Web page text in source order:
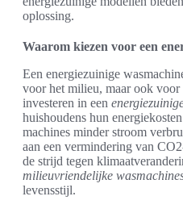
oplossing.
Waarom kiezen voor een
Een energiezuinige
voor het milieu, maar ook
investeren in een
huishoudens hun
machines minder stroom
aan een vermindering van
de strijd tegen
milieuvriendelijke
levensstijl.